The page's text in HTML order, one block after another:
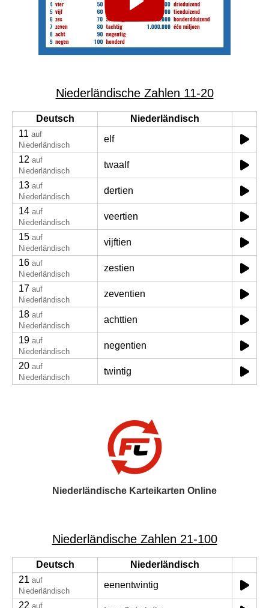
Niederländische Zahlen 11-20
Deutsch
Niederländisch
11 auf
Niederländisch
elf
12 auf
Niederländisch
twaalf
13 auf
Niederländisch
dertien
14 auf
Niederländisch
veertien
15 auf
Niederländisch
vijftien
16 auf
Niederländisch
zestien
17 auf
Niederländisch
zeventien
18 auf
Niederländisch
achttien
19 auf
Niederländisch
negentien
20 auf
Niederländisch
twintig
Niederländische Karteikarten Online
Niederländische Zahlen 21-100
Deutsch
Niederländisch
21 auf
Niederländisch
eenentwintig
22 auf